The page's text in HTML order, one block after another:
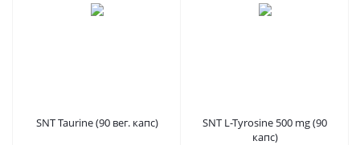
SNT Taurine (90 вег. капс)
SNT L-Tyrosine 500 mg (90
капс)